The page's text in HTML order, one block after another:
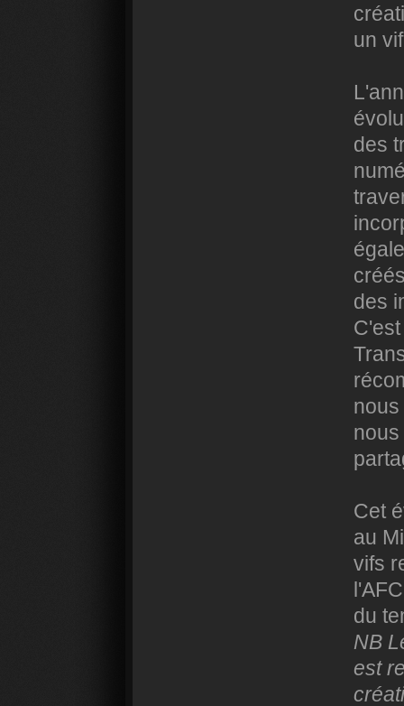
un
des
des
Cet
au
vifs
du
NB
est